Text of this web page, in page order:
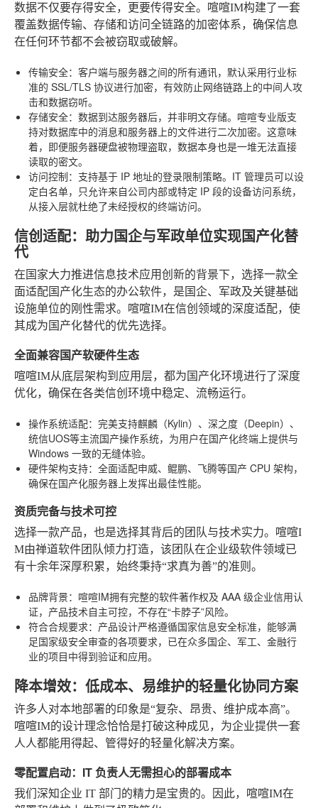
数据不仅要存得安全，更要传得安全。喧喧IM构建了一套
覆盖数据传输、存储和访问全链路的加密体系，确保信息
在任何环节都不会被窃取或破解。
传输安全：客户端与服务器之间的所有通讯，默认采用行业标
准的 SSL/TLS 协议进行加密，有效防止网络链路上的中间人攻
击和数据窃听。
存储安全：数据到达服务器后，并非明文存储。喧喧专业版支
持对数据库中的消息和服务器上的文件进行二次加密。这意味
着，即便服务器硬盘被物理盗取，数据本身也是一堆无法直接
读取的密文。
访问控制：支持基于 IP 地址的登录限制策略。IT 管理员可以设
定白名单，只允许来自公司内部或特定 IP 段的设备访问系统，
从接入层就杜绝了未经授权的终端访问。
信创适配：助力国企与军政单位实现国产化替
代
在国家大力推进信息技术应用创新的背景下，选择一款全
面适配国产化生态的办公软件，是国企、军政及关键基础
设施单位的刚性需求。喧喧IM在信创领域的深度适配，使
其成为国产化替代的优先选择。
全面兼容国产软硬件生态
喧喧IM从底层架构到应用层，都为国产化环境进行了深度
优化，确保在各类信创环境中稳定、流畅运行。
操作系统适配：完美支持麒麟（Kylin）、深之度（Deepin）、
统信UOS等主流国产操作系统，为用户在国产化终端上提供与
Windows 一致的无缝体验。
硬件架构支持：全面适配申威、鲲鹏、飞腾等国产 CPU 架构，
确保在国产化服务器上发挥出最佳性能。
资质完备与技术可控
选择一款产品，也是选择其背后的团队与技术实力。喧喧I
M由禅道软件团队倾力打造，该团队在企业级软件领域已
有十余年深厚积累，始终秉持“求真为善”的准则。
品牌背景：喧喧IM拥有完整的软件著作权及 AAA 级企业信用认
证，产品技术自主可控，不存在“卡脖子”风险。
符合合规要求：产品设计严格遵循国家信息安全标准，能够满
足国家级安全审查的各项要求，已在众多国企、军工、金融行
业的项目中得到验证和应用。
降本增效：低成本、易维护的轻量化协同方案
许多人对本地部署的印象是“复杂、昂贵、维护成本高”。
喧喧IM的设计理念恰恰是打破这种成见，为企业提供一套
人人都能用得起、管得好的轻量化解决方案。
零配置启动：IT 负责人无需担心的部署成本
我们深知企业 IT 部门的精力是宝贵的。因此，喧喧IM在